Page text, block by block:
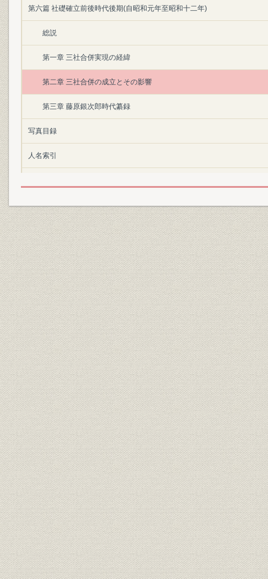
第六篇 社礎確立前後時代後期(自昭和元年至昭和十二年)
総説
第一章 三社合併実現の経緯
第二章 三社合併の成立とその影響
第三章 藤原銀次郎時代纂録
写真目録
人名索引